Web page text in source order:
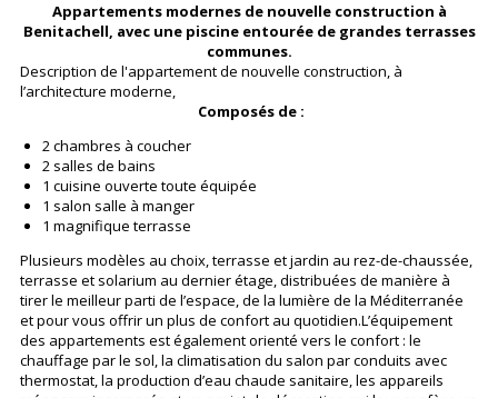
Appartements modernes de nouvelle construction à
Benitachell, avec une piscine entourée de grandes terrasses
communes.
Description de l'appartement de nouvelle construction, à
l’architecture moderne,
Composés de :
2 chambres à coucher
2 salles de bains
1 cuisine ouverte toute équipée
1 salon salle à manger
1 magnifique terrasse
Plusieurs modèles au choix, terrasse et jardin au rez-de-chaussée,
terrasse et solarium au dernier étage, distribuées de manière à
tirer le meilleur parti de l’espace, de la lumière de la Méditerranée
et pour vous offrir un plus de confort au quotidien.L’équipement
des appartements est également orienté vers le confort : le
chauffage par le sol, la climatisation du salon par conduits avec
thermostat, la production d’eau chaude sanitaire, les appareils